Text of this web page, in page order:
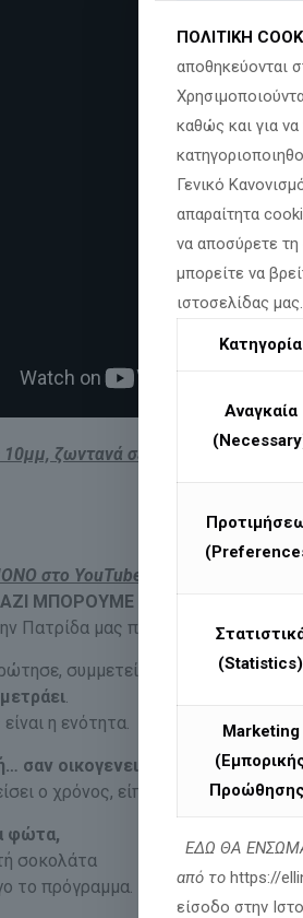
ζωντανά σε
στο YouTube
ΜΠΟΡΟΥΜΕ
Πατρίδα μας πίσω.
συμμετείχε.
.
η ενότητα.
σαν οικογενειακό τραπέζι
ο χρόνος, είπαμε να μη
φώτα,
σοκολάτα
το πρόγραμμα.
ΠΟΛΙΤΙΚΗ
αποθηκεύονται
καθώς και για
Γενικό
απαραίτητα
να αποσύρετε
μπορείτε να
ιστοσελίδας μας.
Κατηγορία
Αναγκαία
(Statistics)
Marketing
ΕΔΩ ΘΑ
από το https://
είσοδο στην